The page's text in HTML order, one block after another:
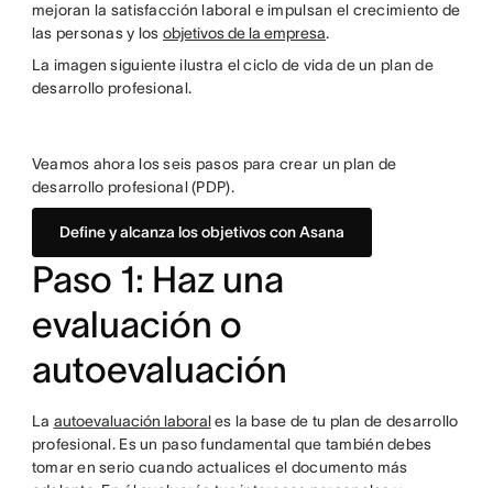
mejoran la satisfacción laboral e impulsan el crecimiento de
las personas y los objetivos de la empresa.
La imagen siguiente ilustra el ciclo de vida de un plan de
desarrollo profesional.
Veamos ahora los seis pasos para crear un plan de
desarrollo profesional (PDP).
Define y alcanza los objetivos con Asana
Paso 1: Haz una
evaluación o
autoevaluación
La autoevaluación laborales la base de tu plan de desarrollo
profesional. Es un paso fundamental que también debes
tomar en serio cuando actualices el documento más